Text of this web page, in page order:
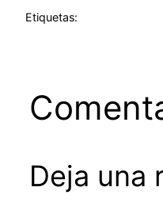
Etiquetas:
Deja una